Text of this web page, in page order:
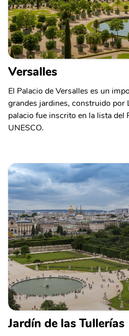
Versalles
El Palacio de Versalles es un
grandes jardines, construido por
palacio fue inscrito en la lista del
UNESCO.
Jardín de las Tullerías